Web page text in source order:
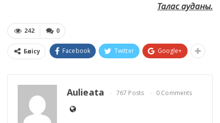
Талас ауданы.
0
242
Бөлісу Facebook Twitter Google+
Aulieata 767 Posts 0 Comments